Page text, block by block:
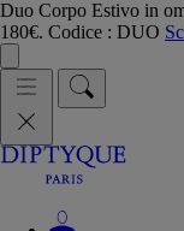
Duo Corpo Estivo in
180€. Codice : DUO